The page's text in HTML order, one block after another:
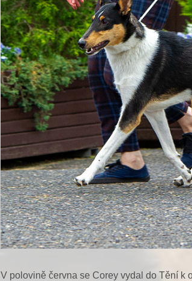
V polovině června se Corey vydal do Tění k